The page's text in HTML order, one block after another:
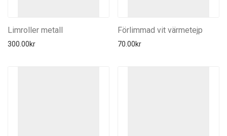
Limroller metall
300.00kr
Förlimmad vit värmetejp
70.00kr